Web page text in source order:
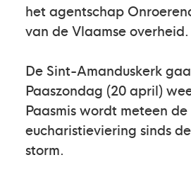
het agentschap
van de Vlaamse overheid.
De Sint-Amanduskerk
Paaszondag (20 april)
Paasmis wordt meteen
eucharistieviering sinds
storm.